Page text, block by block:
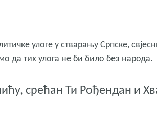
улоге у стварању Српске,
да тих улога не би било без народа.
срећан Ти Рођендан и